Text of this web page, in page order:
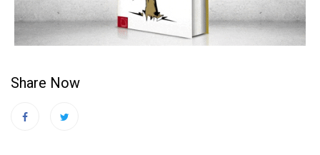
Share Now